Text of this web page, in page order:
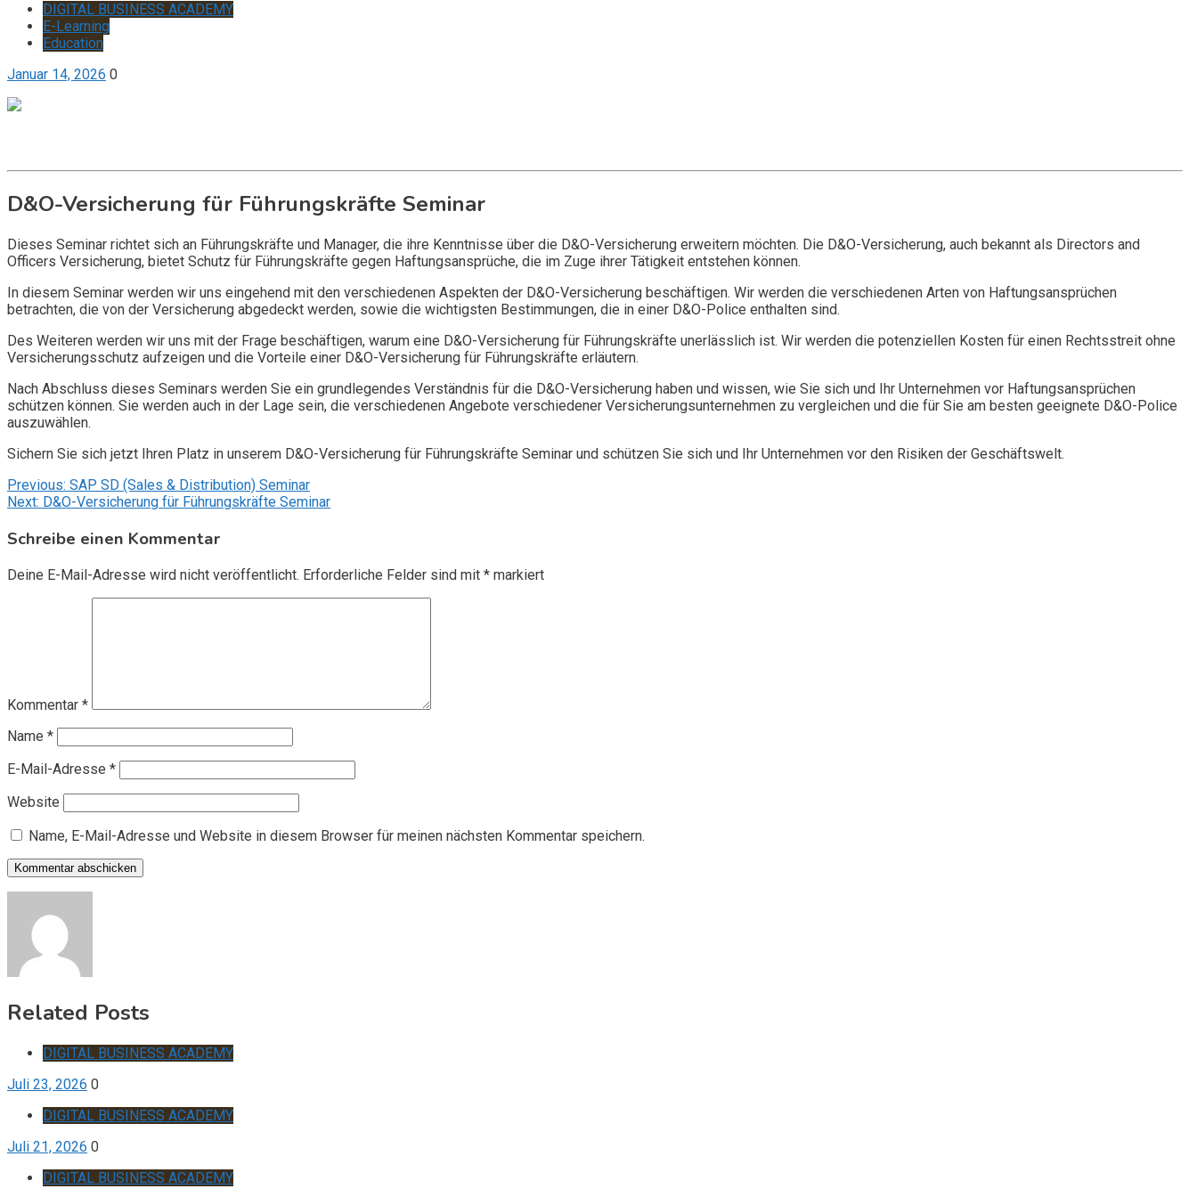
DIGITAL BUSINESS ACADEMY
E-Learning
Education
Januar 14, 2026 0
D&O-Versicherung für Führungskräfte Seminar
Dieses Seminar richtet sich an Führungskräfte und Manager, die ihre Kenntnisse über die D&O-Versicherung erweitern möchten. Die D&O-Versicherung, auch bekannt als Directors and
Officers Versicherung, bietet Schutz für Führungskräfte gegen Haftungsansprüche, die im Zuge ihrer Tätigkeit entstehen können.
In diesem Seminar werden wir uns eingehend mit den verschiedenen Aspekten der D&O-Versicherung beschäftigen. Wir werden die verschiedenen Arten von Haftungsansprüchen
betrachten, die von der Versicherung abgedeckt werden, sowie die wichtigsten Bestimmungen, die in einer D&O-Police enthalten sind.
Des Weiteren werden wir uns mit der Frage beschäftigen, warum eine D&O-Versicherung für Führungskräfte unerlässlich ist. Wir werden die potenziellen Kosten für einen Rechtsstreit ohne
Versicherungsschutz aufzeigen und die Vorteile einer D&O-Versicherung für Führungskräfte erläutern.
Nach Abschluss dieses Seminars werden Sie ein grundlegendes Verständnis für die D&O-Versicherung haben und wissen, wie Sie sich und Ihr Unternehmen vor Haftungsansprüchen
schützen können. Sie werden auch in der Lage sein, die verschiedenen Angebote verschiedener Versicherungsunternehmen zu vergleichen und die für Sie am besten geeignete D&O-Police
auszuwählen.
Sichern Sie sich jetzt Ihren Platz in unserem D&O-Versicherung für Führungskräfte Seminar und schützen Sie sich und Ihr Unternehmen vor den Risiken der Geschäftswelt.
Beitragsnavigation
Previous: SAP SD (Sales & Distribution) Seminar
Next: D&O-Versicherung für Führungskräfte Seminar
Schreibe einen Kommentar
Deine E-Mail-Adresse wird nicht veröffentlicht. Erforderliche Felder sind mit * markiert
Kommentar *
Name *
E-Mail-Adresse *
Website
Name, E-Mail-Adresse und Website in diesem Browser für meinen nächsten Kommentar speichern.
Related Posts
DIGITAL BUSINESS ACADEMY
Juli 23, 2026 0
DIGITAL BUSINESS ACADEMY
Juli 21, 2026 0
DIGITAL BUSINESS ACADEMY